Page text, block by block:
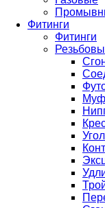
Фитинги
Фитинги